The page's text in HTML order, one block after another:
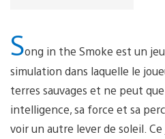
Song in the Smoke est un
simulation dans laquelle le
terres sauvages et ne peut
intelligence, sa force et sa
voir un autre lever de soleil.